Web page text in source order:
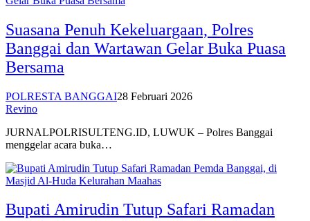
Suasana Penuh Kekeluargaan, Polres
Banggai dan Wartawan Gelar Buka Puasa
Bersama
POLRESTA BANGGAI28 Februari 2026
Revino
JURNALPOLRISULTENG.ID, LUWUK – Polres Banggai
menggelar acara buka…
Bupati Amirudin Tutup Safari Ramadan